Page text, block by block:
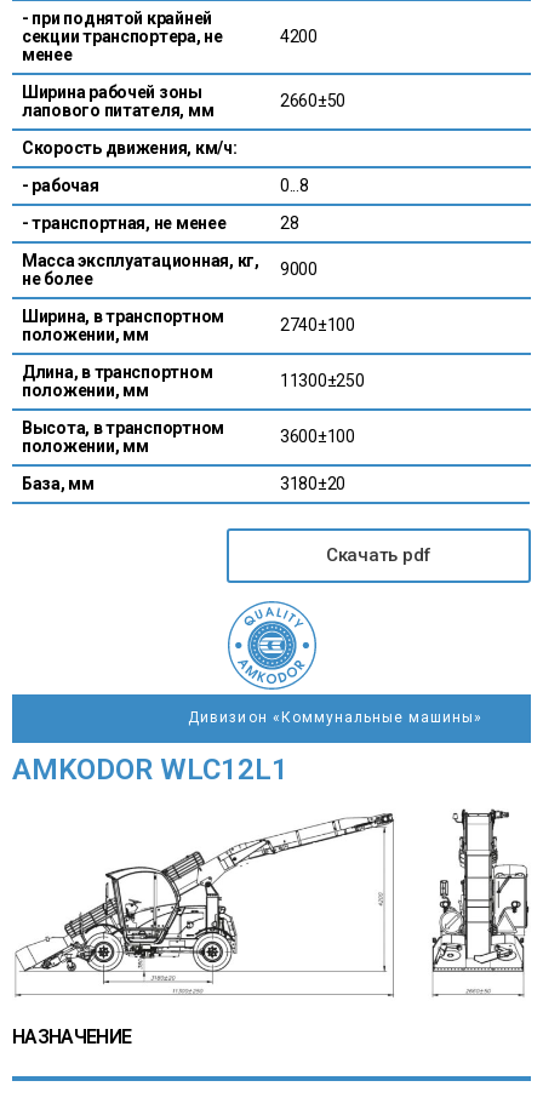
- при поднятой крайней
секции транспортера, не
менее
4200
Ширина рабочей зоны
лапового питателя, мм
2660±50
Скорость движения, км/ч:
- рабочая
0...8
- транспортная, не менее
28
Масса эксплуатационная, кг,
не более
9000
Ширина, в транспортном
положении, мм
2740±100
Длина, в транспортном
положении, мм
11300±250
Высота, в транспортном
положении, мм
3600±100
База, мм 3180±20
Скачать pdf
Дивизион «Коммунальные машины»
AMKODOR WLC12L1
НАЗНАЧЕНИЕ